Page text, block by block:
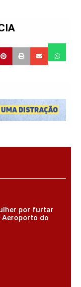
por furtar
Aeroporto do